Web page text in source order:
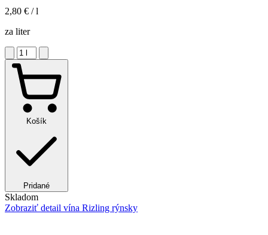
2,80 € / l
za liter
Košík
Pridané
Skladom
Zobraziť detail vína Rizling rýnsky